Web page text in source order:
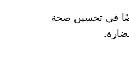
في تحسين صحة